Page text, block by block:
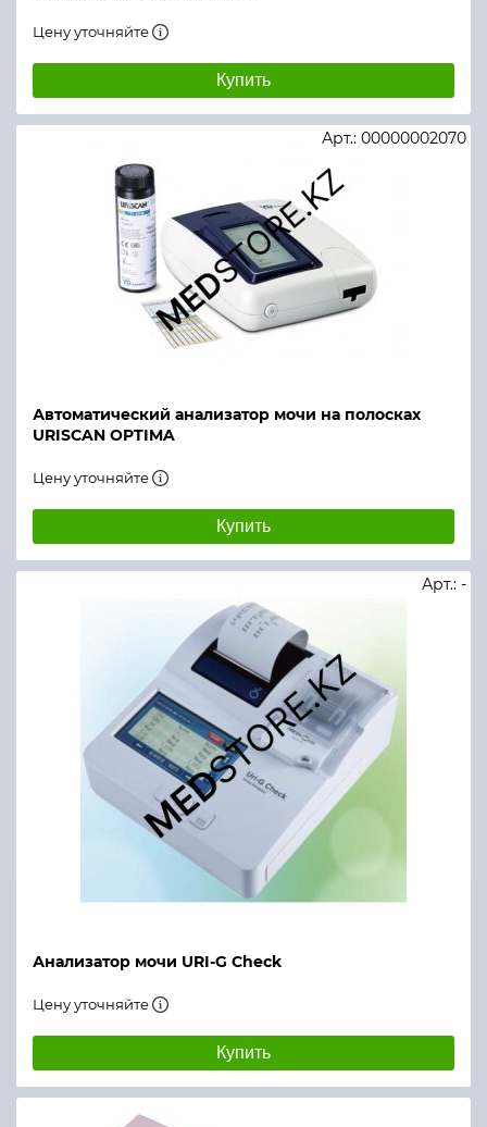
Цену уточняйте
Купить
Автоматический анализатор мочи на полосках
URISCAN OPTIMA
Арт.: 00000002070
Цену уточняйте
Купить
Анализатор мочи URI-G Check
Арт.: -
Цену уточняйте
Купить